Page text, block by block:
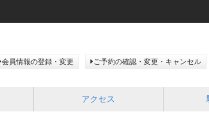
会員情報の登録・変更 ご予約の確認・変更・キャンセル
アクセス